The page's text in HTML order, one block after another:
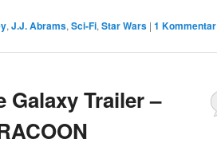
, J.J. Abrams, Sci-Fi, Star Wars | 1 Kommentar
Galaxy Trailer –